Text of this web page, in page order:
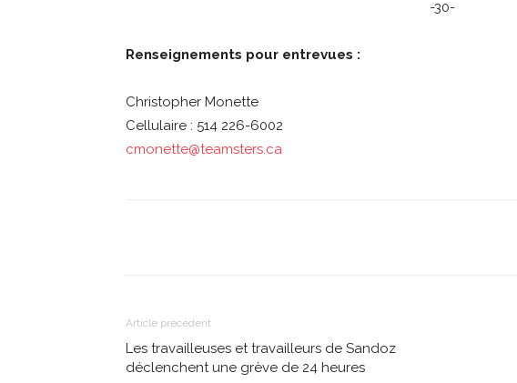
-30-
Renseignements pour entrevues :
Christopher Monette
Cellulaire : 514 226-6002
cmonette@teamsters.ca
Article précédent
Les travailleuses et travailleurs de Sandoz
déclenchent une grève de 24 heures